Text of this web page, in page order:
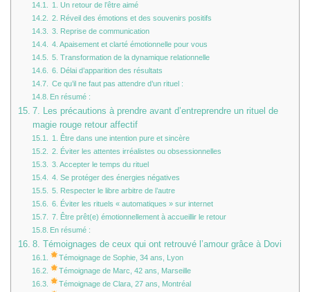
1. Un retour de l’être aimé
2. Réveil des émotions et des souvenirs positifs
3. Reprise de communication
4. Apaisement et clarté émotionnelle pour vous
5. Transformation de la dynamique relationnelle
6. Délai d’apparition des résultats
Ce qu’il ne faut pas attendre d’un rituel :
En résumé :
7. Les précautions à prendre avant d’entreprendre un rituel de
magie rouge retour affectif
1. Être dans une intention pure et sincère
2. Éviter les attentes irréalistes ou obsessionnelles
3. Accepter le temps du rituel
4. Se protéger des énergies négatives
5. Respecter le libre arbitre de l’autre
6. Éviter les rituels « automatiques » sur internet
7. Être prêt(e) émotionnellement à accueillir le retour
En résumé :
8. Témoignages de ceux qui ont retrouvé l’amour grâce à Dovi
Témoignage de Sophie, 34 ans, Lyon
Témoignage de Marc, 42 ans, Marseille
Témoignage de Clara, 27 ans, Montréal